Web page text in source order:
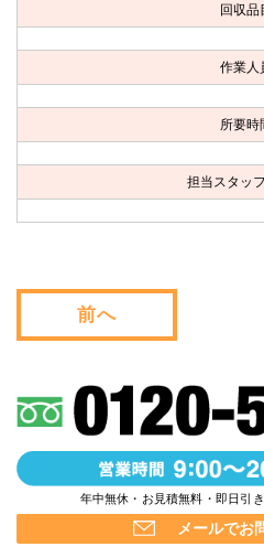
よくある
お客様
お問い合
会社概
回収品
作業人
所要時
担当スタッ
前へ
年中無休・お見積無料・即日引
メールでお